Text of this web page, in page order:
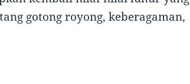
gotong royong, keberagaman,